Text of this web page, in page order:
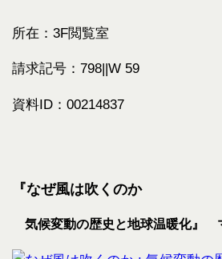
所在：3F閲覧室
請求記号：798||W 59
資料ID：00214837
『なぜ風は吹くのか
気候変動の歴史と地球温暖化』